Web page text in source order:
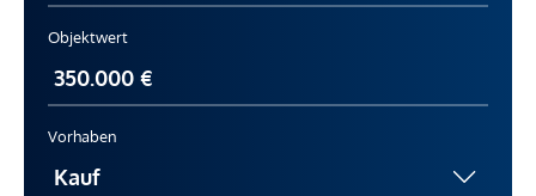
Objektwert
Vorhaben